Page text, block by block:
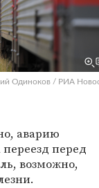
Одиноков / РИА
аварию
перед
возможно,